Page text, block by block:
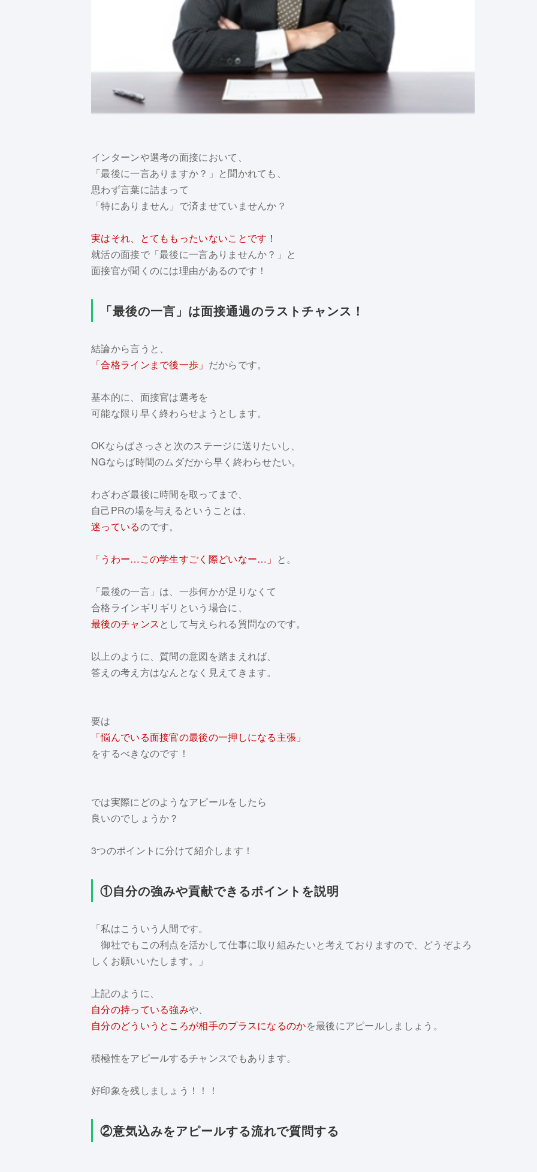
インターンや選考の面接において、
「最後に一言ありますか？」と聞かれても、
思わず言葉に詰まって
「特にありません」で済ませていませんか？
実はそれ、とてももったいないことです！
就活の面接で「最後に一言ありませんか？」と
面接官が聞くのには理由があるのです！
「最後の一言」は面接通過のラストチャンス！
結論から言うと、
「合格ラインまで後一歩」 だからです。
基本的に、面接官は選考を
可能な限り早く終わらせようとします。
OKならばさっさと次のステージに送りたいし、
NGならば時間のムダだから早く終わらせたい。
わざわざ最後に時間を取ってまで、
自己PRの場を与えるということは、
迷っているのです。
「うわー…この学生すごく際どいなー…」 と。
「最後の一言」は、一歩何かが足りなくて
合格ラインギリギリという場合に、
最後のチャンス として与えられる質問なのです。
以上のように、質問の意図を踏まえれば、
答えの考え方はなんとなく見えてきます。
要は
「悩んでいる面接官の最後の一押しになる主張」
をするべきなのです！
では実際にどのようなアピールをしたら
良いのでしょうか？
3つのポイントに分けて紹介します！
①自分の強みや貢献できるポイントを説明
「私はこういう人間です。
御社でもこの利点を活かして仕事に取り組みたいと考えておりますので、どうぞよろ
しくお願いいたします。」
上記のように、
自分の持っている強みや、
自分のどういうところが相手のプラスになるのかを最後にアピールしましょう。
積極性をアピールするチャンスでもあります。
好印象を残しましょう！！！
②意気込みをアピールする流れで質問する